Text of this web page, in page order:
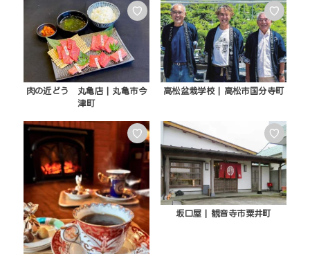
♡
肉の近どう 丸亀店 | 丸亀市今
津町
♡
高松盆栽学校 | 高松市国分寺町
♡ ♡
坂口屋 | 観音寺市粟井町